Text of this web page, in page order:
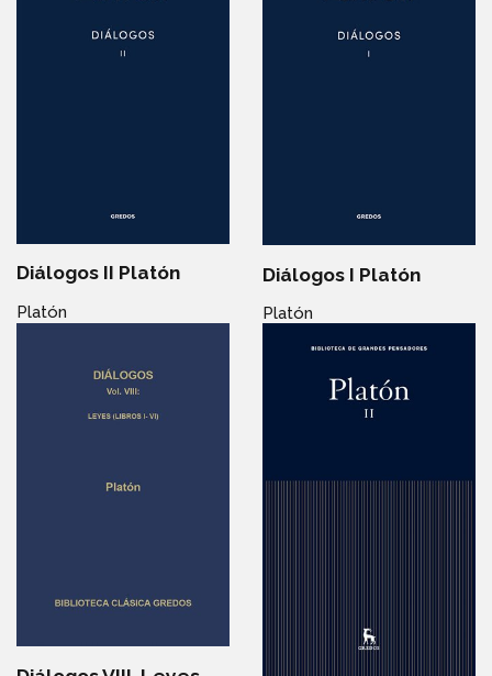
Diálogos II Platón
Platón
Diálogos I Platón
Platón